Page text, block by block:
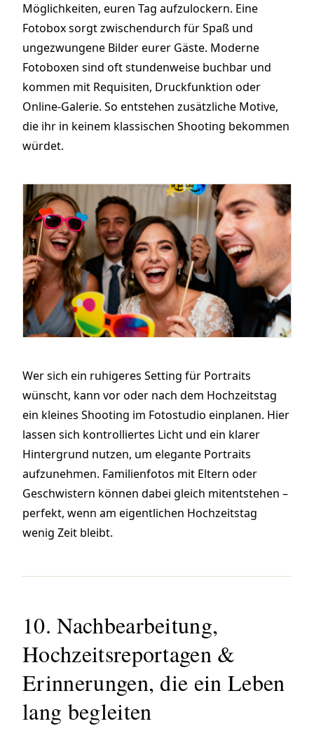
Möglichkeiten, euren Tag aufzulockern. Eine
Fotobox sorgt zwischendurch für Spaß und
ungezwungene Bilder eurer Gäste. Moderne
Fotoboxen sind oft stundenweise buchbar und
kommen mit Requisiten, Druckfunktion oder
Online-Galerie. So entstehen zusätzliche Motive,
die ihr in keinem klassischen Shooting bekommen
würdet.
Wer sich ein ruhigeres Setting für Portraits
wünscht, kann vor oder nach dem Hochzeitstag
ein kleines Shooting im Fotostudio einplanen. Hier
lassen sich kontrolliertes Licht und ein klarer
Hintergrund nutzen, um elegante Portraits
aufzunehmen. Familienfotos mit Eltern oder
Geschwistern können dabei gleich mitentstehen –
perfekt, wenn am eigentlichen Hochzeitstag
wenig Zeit bleibt.
10. Nachbearbeitung,
Hochzeitsreportagen &
Erinnerungen, die ein Leben
lang begleiten